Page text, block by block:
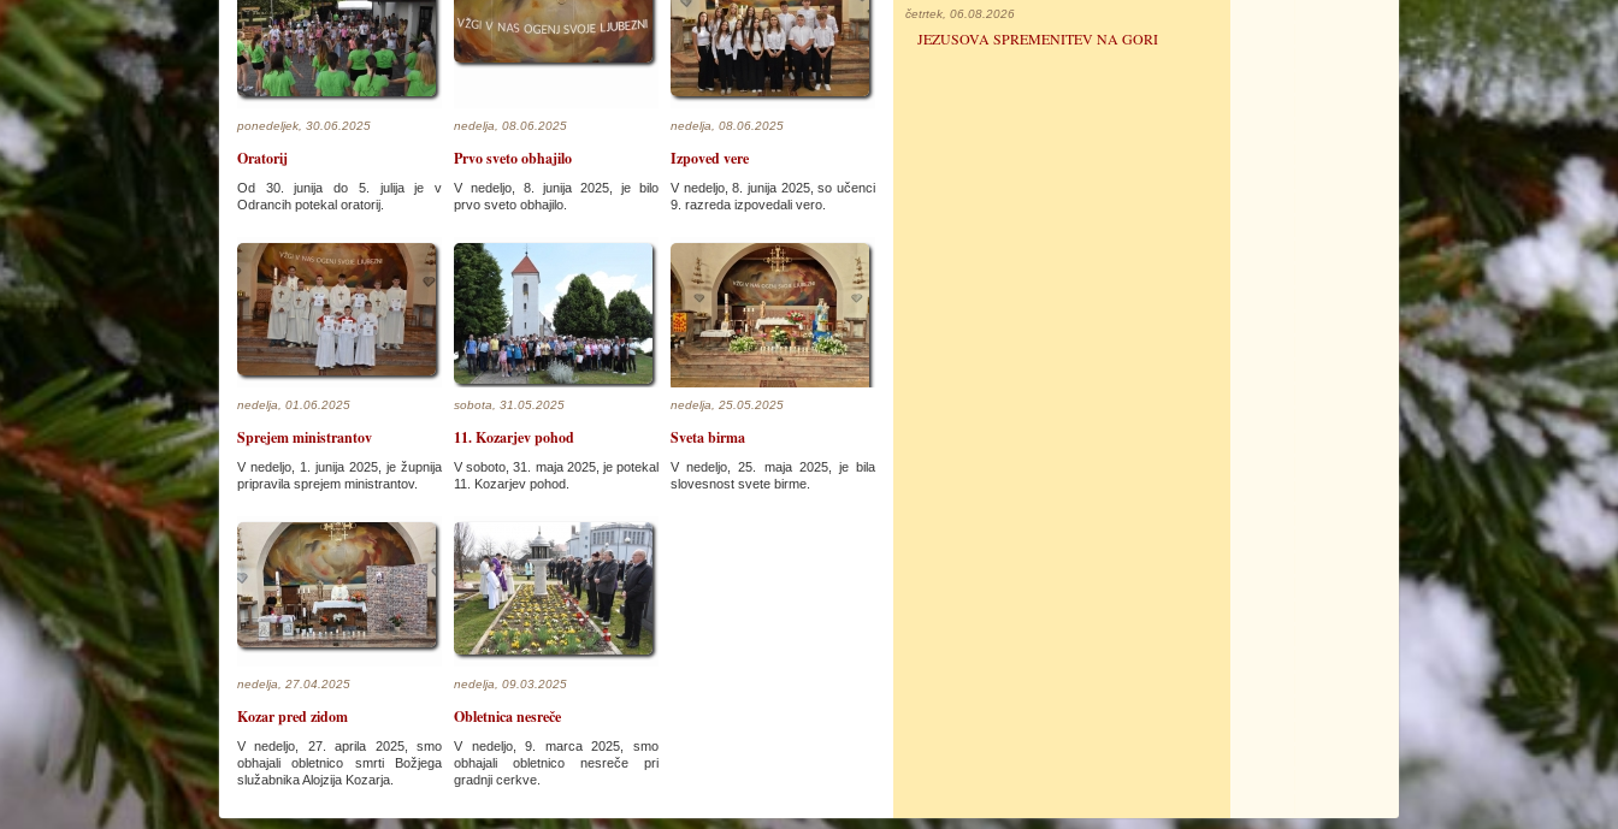
ponedeljek, 30.06.2025
Oratorij
Od 30. junija do 5. julija je v
Odrancih potekal oratorij.
nedelja, 08.06.2025
Prvo sveto obhajilo
V nedeljo, 8. junija 2025, je bilo
prvo sveto obhajilo.
nedelja, 08.06.2025
Izpoved vere
V nedeljo, 8. junija 2025, so učenci
9. razreda izpovedali vero.
nedelja, 01.06.2025
Sprejem ministrantov
V nedeljo, 1. junija 2025, je župnija
pripravila sprejem ministrantov.
sobota, 31.05.2025
11. Kozarjev pohod
V soboto, 31. maja 2025, je potekal
11. Kozarjev pohod.
nedelja, 25.05.2025
Sveta birma
V nedeljo, 25. maja 2025, je bila
slovesnost svete birme.
nedelja, 27.04.2025
Kozar pred zidom
V nedeljo, 27. aprila 2025, smo
obhajali obletnico smrti Božjega
služabnika Alojzija Kozarja.
nedelja, 09.03.2025
Obletnica nesreče
V nedeljo, 9. marca 2025, smo
obhajali obletnico nesreče pri
gradnji cerkve.
četrtek, 06.08.2026
JEZUSOVA SPREMENITEV NA GORI